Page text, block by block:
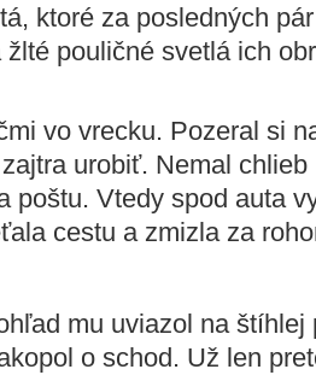
ktoré za posledných
pouličné svetlá ich
vo vrecku. Pozeral si
urobiť. Nemal chlieb
poštu. Vtedy spod auta
cestu a zmizla za
mu uviazol na štíhlej
o schod. Už len